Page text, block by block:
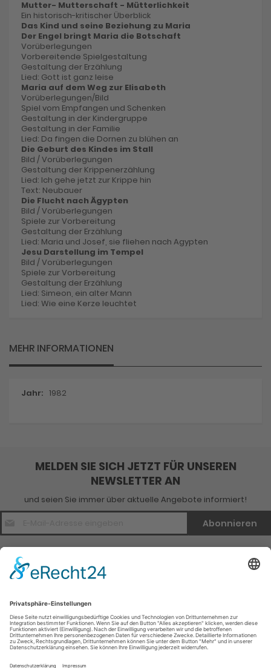
Mutter- Mutterschaft - Mütterlichkeit
Ein historisch-kritischer Überblick
Das Kind und seine Beziehung zu Maria
Der Engel bringt Maria die Botschaft
Vorüberlegungen
Vorbereitende Spielgestaltung
Gestaltung der Erzählung
Lied: Gott ist ganz leise
Maria auf dem Weg zur Elisabeth
Vorüberlegungen/Bild
Spiel vom Empfangen und Schenken
Gestaltung in der Kindergruppe
Gestaltung in der Familie
Lied: Da fingen die Dornen zu blühen an
Die Geburt des Kindes im Stall
Bild / Vorüberlegungen
Gestaltung der Krippenerzählung
Lied: Ich gehe jetzt zur Krippe hin
Text: Neubauer
Die Flucht nach Ägypten
Bild / Vorüberlegungen
Spiele zur Vorbereitung
Gestaltung der Erzählung
Lied: Maria und Josef, sie fliehen nach Agypten
Jesu Darstellung im Tempel
Bild / Vorüberlegungen
Spiele zur Vorbereitung
Gestaltung der Erzählung
Lied: Simeon, ein alter Mann
Lied: Wie eine Kerze leuchtet
MEHR INFORMATIONEN
Mehr
1982
MELDEN SIE SICH JETZT FÜR UNSEREN
NEWSLETTER AN
und seien Sie immer über aktuelle Angebote informiert!
E-
Adresse
*
Abonnieren
Verlagsinfo
Weitere Infomationen